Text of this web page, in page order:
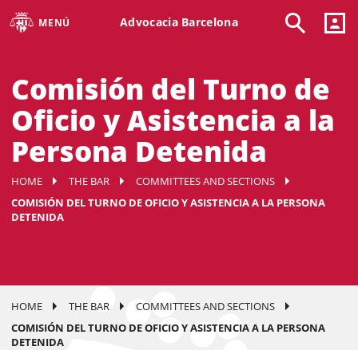
MENÚ Advocacia Barcelona
Comisión del Turno de
Oficio y Asistencia a la
Persona Detenida
HOME THE BAR
COMMITTEES AND SECTIONS
COMISIÓN DEL TURNO DE OFICIO Y ASISTENCIA A LA PERSONA
DETENIDA
HOME THE BAR
COMMITTEES AND SECTIONS
COMISIÓN DEL TURNO DE OFICIO Y ASISTENCIA A LA PERSONA
DETENIDA